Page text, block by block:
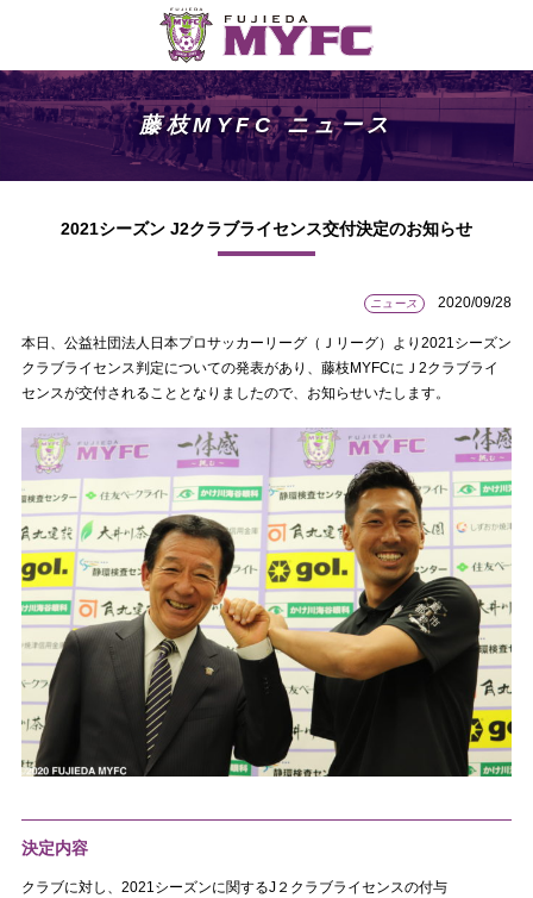
藤枝MYFC ニュース
2021シーズン J2クラブライセンス交付決定のお知らせ
ニュース 2020/09/28
本日、公益社団法人日本プロサッカーリーグ（Ｊリーグ）より2021シーズン
クラブライセンス判定についての発表があり、藤枝MYFCにＪ2クラブライ
センスが交付されることとなりましたので、お知らせいたします。
決定内容
クラブに対し、2021シーズンに関するJ２クラブライセンスの付与